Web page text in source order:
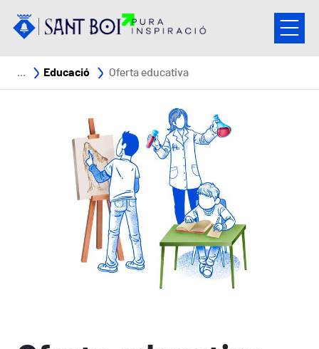
Fil d'ariadna
Educació Oferta educativa